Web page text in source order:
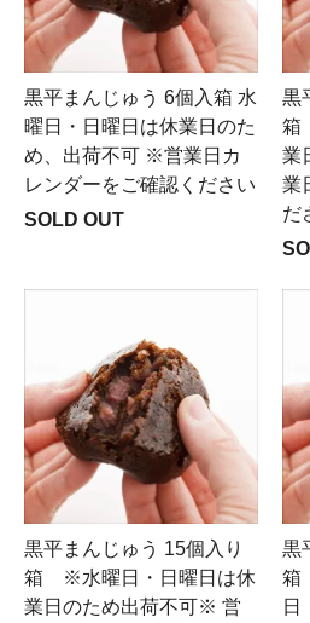
黒平まんじゅう 6個入箱 水
曜日・日曜日は休業日のた
め、出荷不可 ※営業日カ
レンダーをご確認ください
SOLD OUT
黒
箱
業
業
だ
黒平まんじゅう 15個入り
箱 ※水曜日・日曜日は休
業日のため出荷不可※ 営
黒
箱
日